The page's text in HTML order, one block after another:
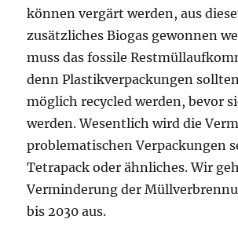
können vergärt werden, aus
zusätzliches Biogas gewonnen
muss das fossile
denn Plastikverpackungen
möglich recycled werden, bevor
werden. Wesentlich wird die
problematischen Verpackungen
Tetrapack oder ähnliches. Wir
Verminderung der
bis 2030 aus.